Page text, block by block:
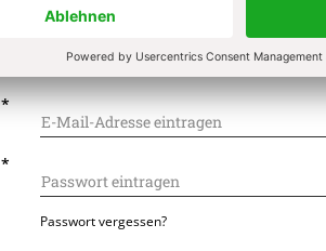
*
*
Passwort vergessen?